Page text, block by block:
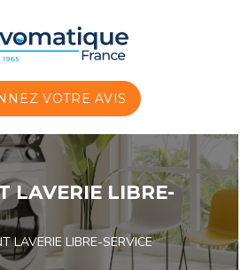
VOTRE AVIS
LAVERIE LIBRE-
LAVERIE LIBRE-SERVICE